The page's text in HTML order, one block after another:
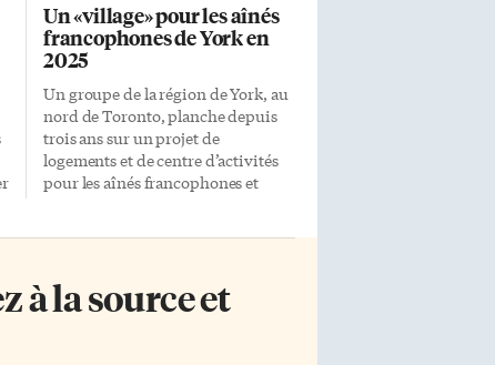
Un «village» pour les aînés
francophones de York en
2025
Un groupe de la région de York, au
nord de Toronto, planche depuis
trois ans sur un projet de
logements et de centre d’activités
pour les aînés francophones et
de «village» multigénérationnel en
2025. 2022 sera l’année de l’achat
à la source et